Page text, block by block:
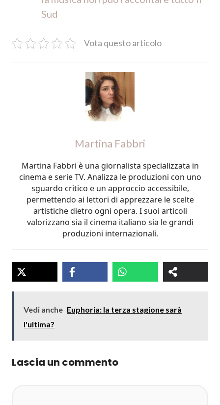
Sud
Vota questo articolo
Martina Fabbri
Martina Fabbri è una giornalista specializzata in
cinema e serie TV. Analizza le produzioni con uno
sguardo critico e un approccio accessibile,
permettendo ai lettori di apprezzare le scelte
artistiche dietro ogni opera. I suoi articoli
valorizzano sia il cinema italiano sia le grandi
produzioni internazionali.
Vedi anche Euphoria: la terza stagione sarà
l'ultima?
Lascia un commento